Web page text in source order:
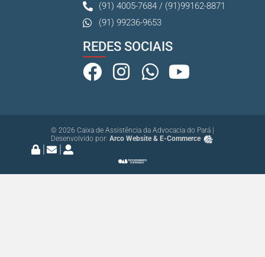
(91) 4005-7684 / (91)99162-8871
(91) 99236-9653
REDES SOCIAIS
© 2026 Caixa de Assistência da Advocacia do Pará |
Desenvolvido por: Arco Website & E-Commerce